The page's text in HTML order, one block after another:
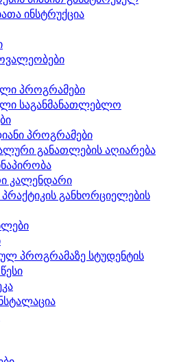
ინსტრუქცია
პროგრამები
საგანმანათლებლო
პროგრამები
განათლების აღიარება
კალენდარი
განხორციელების
პროგრამაზე სტუდენტის